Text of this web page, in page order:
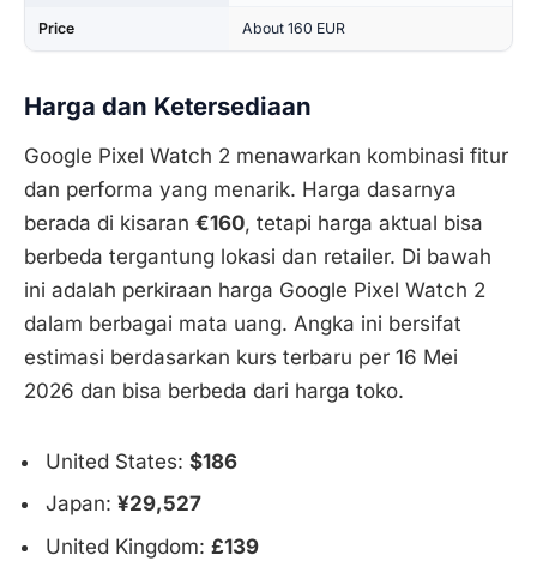
Price About 160 EUR
Harga dan Ketersediaan
Google Pixel Watch 2 menawarkan kombinasi fitur
dan performa yang menarik. Harga dasarnya
berada di kisaran €160, tetapi harga aktual bisa
berbeda tergantung lokasi dan retailer. Di bawah
ini adalah perkiraan harga Google Pixel Watch 2
dalam berbagai mata uang. Angka ini bersifat
estimasi berdasarkan kurs terbaru per 16 Mei
2026 dan bisa berbeda dari harga toko.
United States: $186
Japan: ¥29,527
United Kingdom: £139